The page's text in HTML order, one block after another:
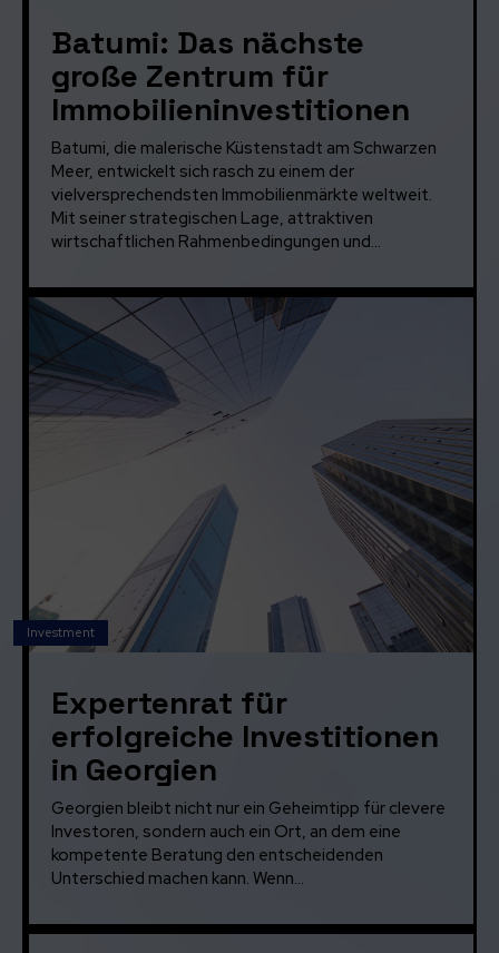
Batumi: Das nächste
große Zentrum für
Immobilieninvestitionen
Batumi, die malerische Küstenstadt am Schwarzen
Meer, entwickelt sich rasch zu einem der
vielversprechendsten Immobilienmärkte weltweit.
Mit seiner strategischen Lage, attraktiven
wirtschaftlichen Rahmenbedingungen und...
Investment
Expertenrat für
erfolgreiche Investitionen
in Georgien
Georgien bleibt nicht nur ein Geheimtipp für clevere
Investoren, sondern auch ein Ort, an dem eine
kompetente Beratung den entscheidenden
Unterschied machen kann. Wenn...